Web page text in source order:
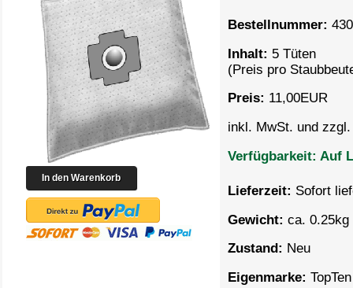
Bestellnummer:
Inhalt: 5 Tüten
(Preis pro
Preis: 11,00EUR
inkl. MwSt. und
Verfügbarkeit: Auf
Lieferzeit: Sofort
Gewicht: ca. 0.25kg
Zustand: Neu
Eigenmarke: TopTen